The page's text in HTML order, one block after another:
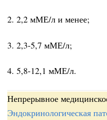
2. 2,2 мМЕ/л и менее;
3. 2,3-5,7 мМЕ/л;
4. 5,8-12,1 мМЕ/л.
Непрерывное
Эндокринологическая